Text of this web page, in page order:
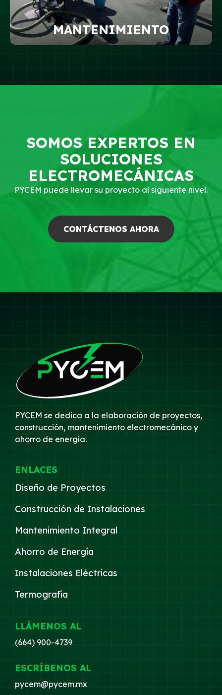
MANTENIMIENTO
SOMOS EXPERTOS EN
SOLUCIONES
ELECTROMECÁNICAS
PYCEM puede llevar su proyecto al siguiente nivel.
CONTÁCTENOS AHORA
PYCEM se dedica a la elaboración de proyectos,
construcción, mantenimiento electromecánico y
ahorro de energía.
ENLACES
Diseño de Proyectos
Construcción de Instalaciones
Mantenimiento Integral
Ahorro de Energía
Instalaciones Eléctricas
Termografía
LLÁMENOS AL
(664) 900-4739
ESCRÍBENOS AL
pycem@pycem.mx